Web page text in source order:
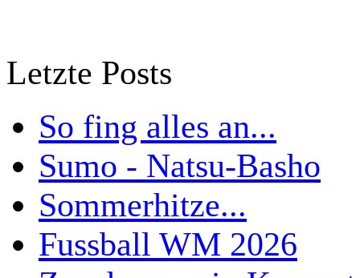
Block überspringen Letzte Posts
Letzte Posts
So fing alles an...
Sumo - Natsu-Basho
Sommerhitze...
Fussball WM 2026